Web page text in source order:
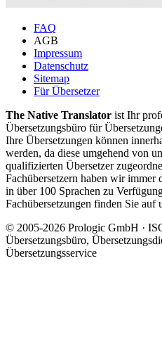
FAQ
AGB
Impressum
Datenschutz
Sitemap
Für Übersetzer
The Native Translator ist Ihr
Übersetzungsbüro für
Ihre Übersetzungen können
werden, da diese umgehend von
qualifizierten Übersetzer
Fachübersetzern haben wir immer
in über 100 Sprachen zu
Fachübersetzungen finden Sie auf
© 2005-2026 Prologic GmbH ·
Übersetzungsbüro,
Übersetzungsservice